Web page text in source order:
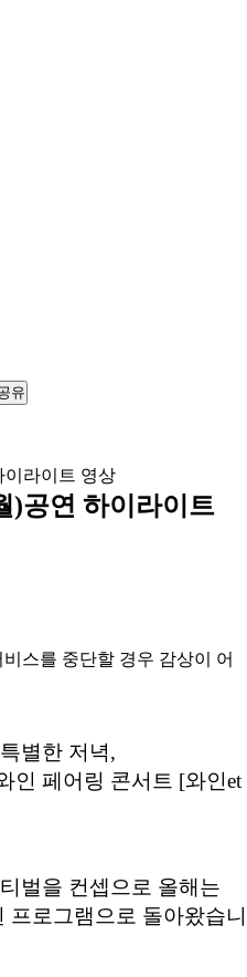
)공연 하이라이트
스를 중단할 경우 감상이 어
별한 저녁,
인 페어링 콘서트 [와인et
벌을 컨셉으로 올해는
로그램으로 돌아왔습니